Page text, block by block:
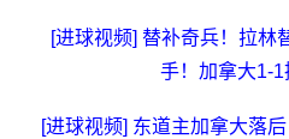
[进球视频] 替补奇兵！拉林
手！加拿大1-1
[进球视频] 东道主加拿大落